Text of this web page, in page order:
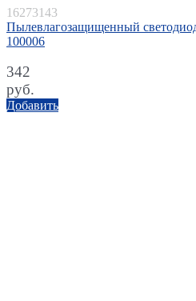
16273143
Пылевлагозащищенный
100006
342
руб.
Добавить